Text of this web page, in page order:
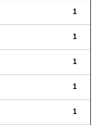
1
1
1
1
1